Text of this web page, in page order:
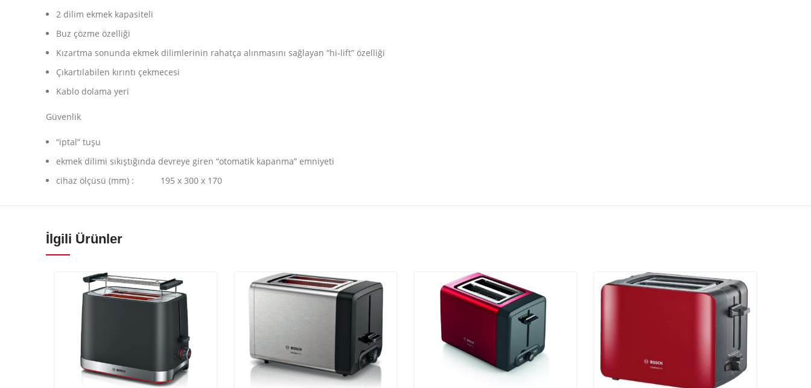
2 dilim ekmek kapasiteli
Buz çözme özelliği
Kızartma sonunda ekmek dilimlerinin rahatça alınmasını sağlayan “hi-lift” özelliği
Çıkartılabilen kırıntı çekmecesi
Kablo dolama yeri
Güvenlik
“iptal” tuşu
ekmek dilimi sıkıştığında devreye giren “otomatik kapanma” emniyeti
cihaz ölçüsü (mm) : 195 x 300 x 170
İlgili Ürünler